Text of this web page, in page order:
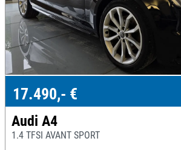
17.490,- €
Audi A4
1.4 TFSI AVANT SPORT